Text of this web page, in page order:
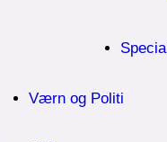
Værn og Politi